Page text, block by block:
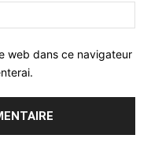
web dans ce navigateur